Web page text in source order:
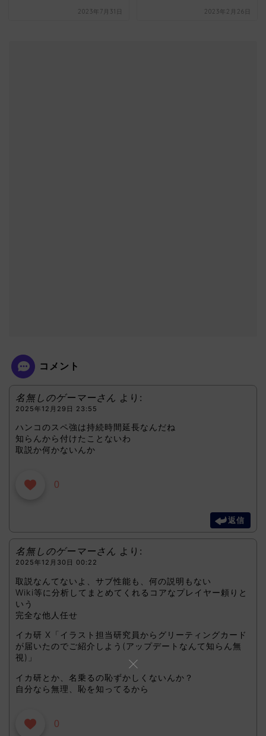
2023年7月31日 2023年2月26日
コメント
名無しのゲーマーさん より:
2025年12月29日 23:55
ハンコのスペ強は持続時間延長なんだね
知らんから付けたことないわ
取説か何かないんか
0
返信
名無しのゲーマーさん より:
2025年12月30日 00:22
取説なんてないよ、サブ性能も、何の説明もない
Wiki等に分析してまとめてくれるコアなプレイヤー頼りと
いう
完全な他人任せ
イカ研 X「イラスト担当研究員からグリーティングカード
が届いたのでご紹介しよう(アップデートなんて知らん無
視)」
イカ研とか、名乗るの恥ずかしくないんか？
自分なら無理、恥を知ってるから
0